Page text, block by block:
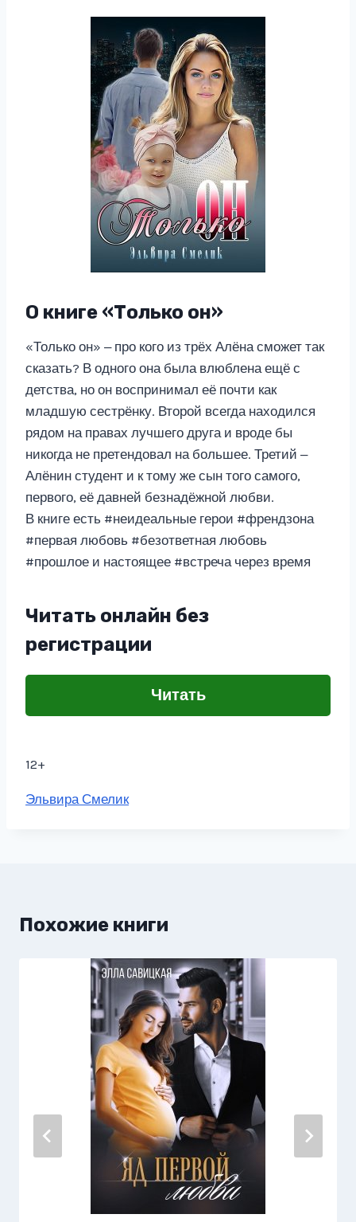
О книге «Только он»
«Только он» ‒ про кого из трёх Алёна сможет так
сказать? В одного она была влюблена ещё с
детства, но он воспринимал её почти как
младшую сестрёнку. Второй всегда находился
рядом на правах лучшего друга и вроде бы
никогда не претендовал на большее. Третий ‒
Алёнин студент и к тому же сын того самого,
первого, её давней безнадёжной любви.
В книге есть #неидеальные герои #френдзона
#первая любовь #безответная любовь
#прошлое и настоящее #встреча через время
Читать онлайн без
регистрации
Читать
12+
Метки
Эльвира Смелик
Похожие книги